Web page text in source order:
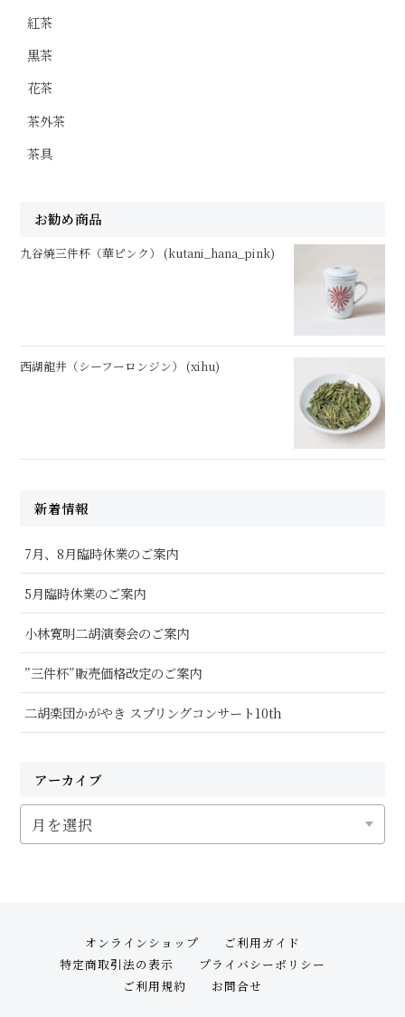
紅茶
黒茶
花茶
茶外茶
茶具
お勧め商品
九谷焼三件杯（華ピンク） (kutani_hana_pink)
西湖龍井（シーフーロンジン） (xihu)
新着情報
7月、8月臨時休業のご案内
5月臨時休業のご案内
小林寛明二胡演奏会のご案内
”三件杯”販売価格改定のご案内
二胡楽団かがやき スプリングコンサート10th
アーカイブ
ー
オンラインショップ
ご利用ガイド
特定商取引法の表示
プライバシーポリシー
ご利用規約
お問合せ